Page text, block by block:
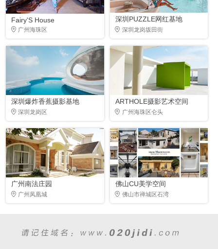
Fairy'S House
广州海珠区
深圳PUZZLE网红基地
深圳龙岗坂田街
深圳爆炸香蕉摄影基地
深圳龙岗区
ARTHOLE摄影艺术空间
广州海珠区仑头
广州南法庄园
广州凤凰城
佛山CU美学空间
佛山市禅城区石湾